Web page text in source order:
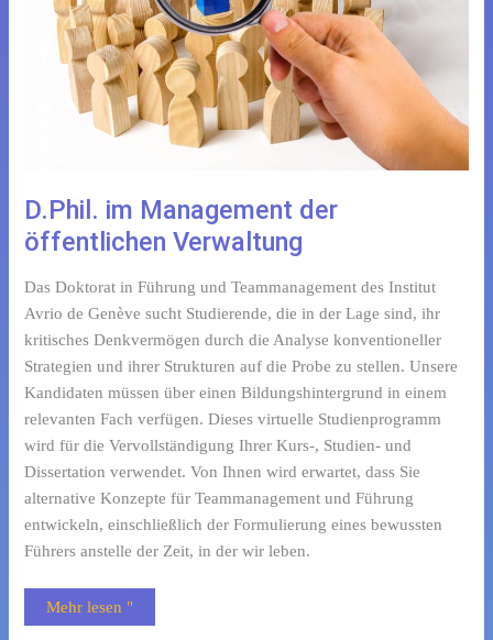
D.Phil. im Management der
öffentlichen Verwaltung
Das Doktorat in Führung und Teammanagement des Institut
Avrio de Genève sucht Studierende, die in der Lage sind, ihr
kritisches Denkvermögen durch die Analyse konventioneller
Strategien und ihrer Strukturen auf die Probe zu stellen. Unsere
Kandidaten müssen über einen Bildungshintergrund in einem
relevanten Fach verfügen. Dieses virtuelle Studienprogramm
wird für die Vervollständigung Ihrer Kurs-, Studien- und
Dissertation verwendet. Von Ihnen wird erwartet, dass Sie
alternative Konzepte für Teammanagement und Führung
entwickeln, einschließlich der Formulierung eines bewussten
Führers anstelle der Zeit, in der wir leben.
Mehr lesen "